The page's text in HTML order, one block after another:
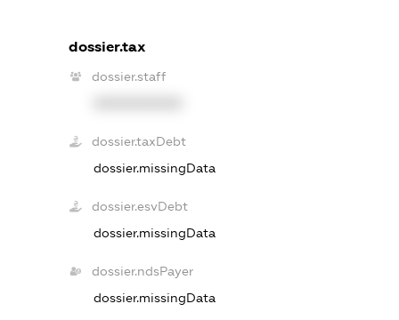
dossier.tax
dossier.staff
dossier.taxDebt
dossier.missingData
dossier.esvDebt
dossier.missingData
dossier.ndsPayer
dossier.missingData